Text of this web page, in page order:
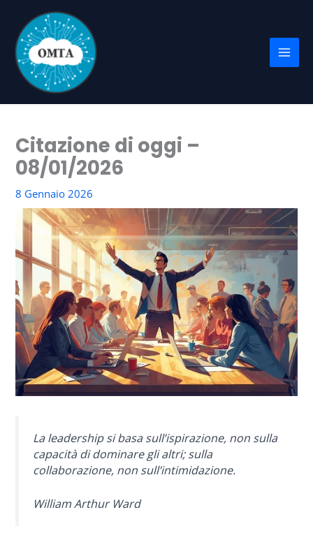
contenuto
Citazione di oggi –
08/01/2026
8 Gennaio 2026
La leadership si basa sull’ispirazione, non sulla
capacità di dominare gli altri; sulla
collaborazione, non sull’intimidazione.
William Arthur Ward